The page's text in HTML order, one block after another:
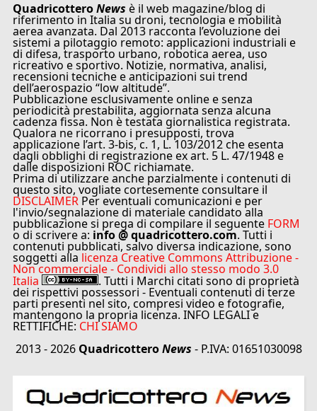
QuadricotteroNews è il web magazine/blog di
riferimento in Italia su droni, tecnologia e mobilità
aerea avanzata. Dal 2013 racconta l’evoluzione dei
sistemi a pilotaggio remoto: applicazioni industriali e
di difesa, trasporto urbano, robotica aerea, uso
ricreativo e sportivo. Notizie, normativa, analisi,
recensioni tecniche e anticipazioni sui trend
dell’aerospazio “low altitude”.
Pubblicazione esclusivamente online e senza
periodicità prestabilita, aggiornata senza alcuna
cadenza fissa. Non è testata giornalistica registrata.
Qualora ne ricorrano i presupposti, trova
applicazione l’art. 3-bis, c. 1, L. 103/2012 che esenta
dagli obblighi di registrazione ex art. 5 L. 47/1948 e
dalle disposizioni ROC richiamate.
Prima di utilizzare anche parzialmente i contenuti di
questo sito, vogliate cortesemente consultare il
DISCLAIMER Per eventuali comunicazioni e per
l'invio/segnalazione di materiale candidato alla
pubblicazione si prega di compilare il seguente FORM
o di scrivere a: info @ quadricottero.com. Tutti i
contenuti pubblicati, salvo diversa indicazione, sono
soggetti alla licenza Creative Commons Attribuzione -
Non commerciale - Condividi allo stesso modo 3.0
Italia . Tutti i Marchi citati sono di proprietà
dei rispettivi possessori - Eventuali contenuti di terze
parti presenti nel sito, compresi video e fotografie,
mantengono la propria licenza. INFO LEGALI e
RETTIFICHE: CHI SIAMO
2013 - 2026 QuadricotteroNews - P.IVA: 01651030098